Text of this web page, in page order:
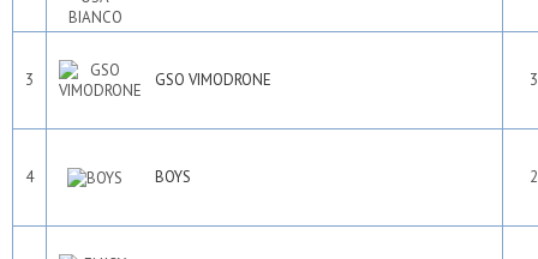
3 GSO VIMODRONE
4 BOYS